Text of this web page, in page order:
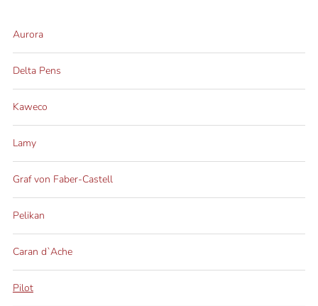
Aurora
Delta Pens
Kaweco
Lamy
Graf von Faber-Castell
Pelikan
Caran d`Ache
Pilot